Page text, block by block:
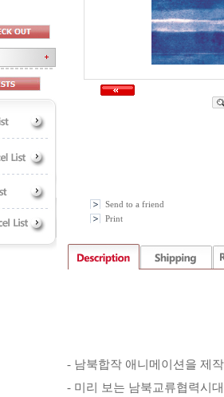
Send to a friend
Print
- 남북합작 애니메이션을 제
- 미리 보는 남북교류협력시